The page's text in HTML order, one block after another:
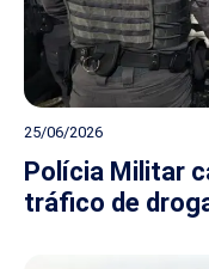
25/06/2026
Polícia Militar
tráfico de